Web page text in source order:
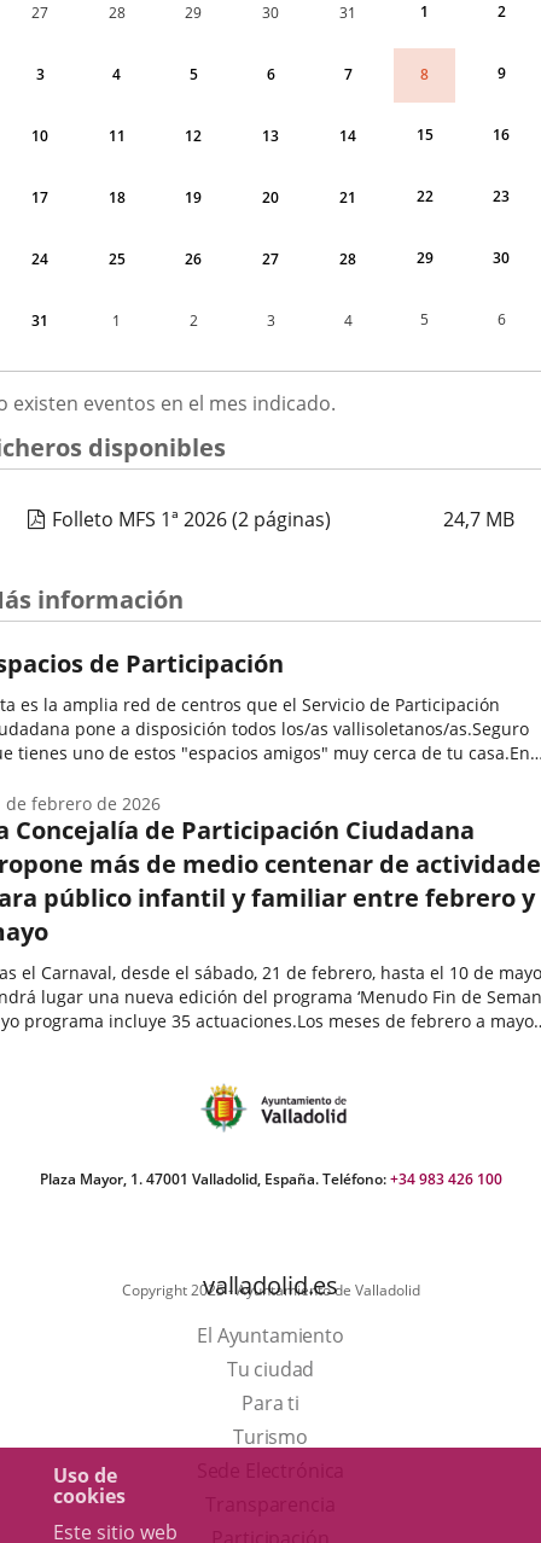
Uso de
cookies
Este sitio web
correspondiente
27 28 29 30 31 1 2
3 4 5 6 7 8 9
10 11 12 13 14 15 16
17 18 19 20 21 22 23
24 25 26 27 28 29 30
31 1 2 3 4 5 6
existen eventos en el mes indicado.
disponibles
Folleto MFS 1ª 2026 24,7 MB
(2 páginas)
información
de Participación
es la amplia red de centros que el Servicio de Participación
pone a disposición todos los/as vallisoletanos/as.Seguro
tienes uno de estos "espacios amigos" muy cerca de tu casa.En
Concejalía de Participación Ciudadana
más de medio centenar de
público infantil y familiar entre febrero y
el Carnaval, desde el sábado, 21 de febrero, hasta el 10 de
lugar una nueva edición del programa ‘Menudo Fin de
programa incluye 35 actuaciones.Los meses de febrero a mayo
de febrero de 2026
Plaza Mayor, 1. 47001 Valladolid, España. Teléfono:+34 983 426 100
Copyright 2025 - Ayuntamiento de Valladolid
valladolid.es
El Ayuntamiento
Tu ciudad
Para ti
TurismoEste